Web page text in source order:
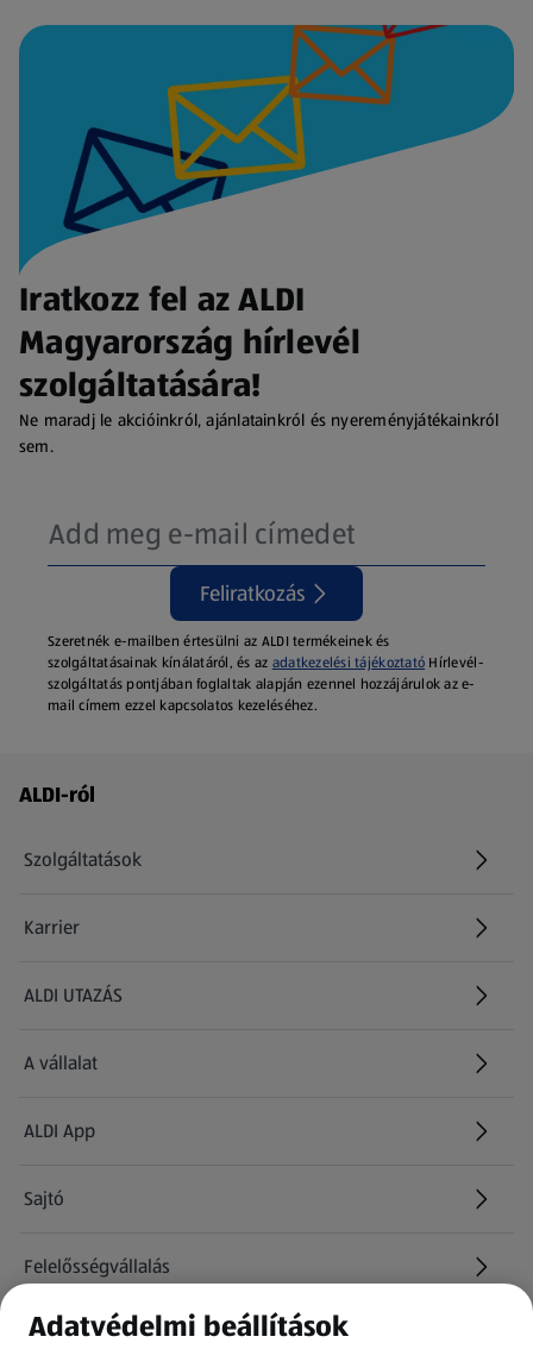
Iratkozz fel az ALDI
Magyarország hírlevél
szolgáltatására!
Ne maradj le akcióinkról, ajánlatainkról és nyereményjátékainkról
sem.
Feliratkozás
Szeretnék e-mailben értesülni az ALDI termékeinek és
szolgáltatásainak kínálatáról, és az adatkezelési tájékoztató Hírlevél-
szolgáltatás pontjában foglaltak alapján ezennel hozzájárulok az e-
mail címem ezzel kapcsolatos kezeléséhez.
Láblécmenü - további linkek
ALDI-ról
Szolgáltatások
Karrier
(új oldalon nyílik meg)
ALDI UTAZÁS
(új oldalon nyílik meg)
A vállalat
ALDI App
Sajtó
Felelősségvállalás
Információk
Adatvédelmi beállítások